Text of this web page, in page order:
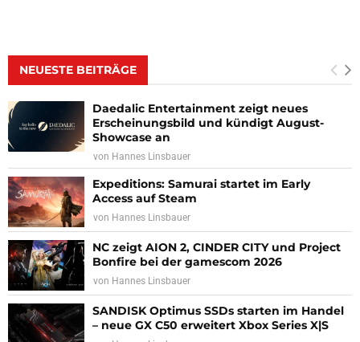
NEUESTE BEITRÄGE
Daedalic Entertainment zeigt neues
Erscheinungsbild und kündigt August-
Showcase an
von Hannes Linsbauer
Expeditions: Samurai startet im Early
Access auf Steam
von Hannes Linsbauer
NC zeigt AION 2, CINDER CITY und Project
Bonfire bei der gamescom 2026
von Hannes Linsbauer
SANDISK Optimus SSDs starten im Handel
– neue GX C50 erweitert Xbox Series X|S